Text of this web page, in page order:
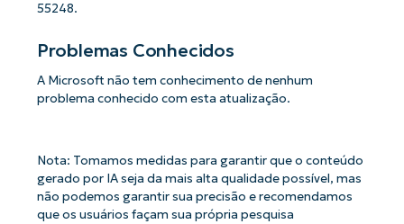
55248.
Problemas Conhecidos
A Microsoft não tem conhecimento de nenhum
problema conhecido com esta atualização.
Nota: Tomamos medidas para garantir que o conteúdo
gerado por IA seja da mais alta qualidade possível, mas
não podemos garantir sua precisão e recomendamos
que os usuários façam sua própria pesquisa